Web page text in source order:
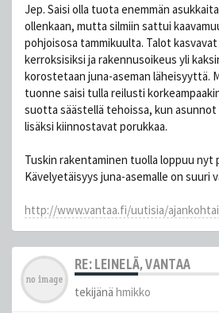
Jep. Saisi olla tuota enemmän
ollenkaan, mutta silmiin sattui
pohjoisosa tammikuulta. Talot
kerroksisiksi ja rakennusoikeus yli
korostetaan juna-aseman läheisyyttä.
tuonne saisi tulla reilusti
suotta säästellä tehoissa, kun asunnot
lisäksi kiinnostavat porukkaa.
Tuskin rakentaminen tuolla loppuu nyt
Kävelyetäisyys juna-asemalle on suuri
http://www.vantaa.fi/uutisia/ajankohtai
RE: LEINELÄ, VANTAA
tekijänä hmikko